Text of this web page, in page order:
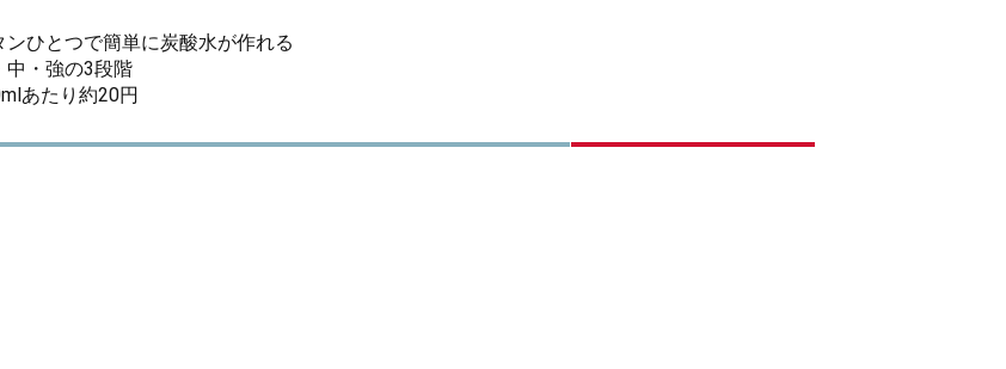
ンひとつで簡単に炭酸水が作れる
中・強の3段階
あたり約20円